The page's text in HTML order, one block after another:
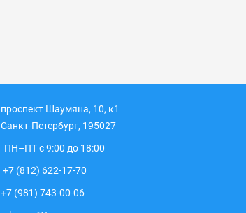
проспект Шаумяна, 10, к1
Санкт-Петербург, 195027
ПН–ПТ с 9:00 до 18:00
+7 (812) 622-17-70
+7 (981) 743-00-06